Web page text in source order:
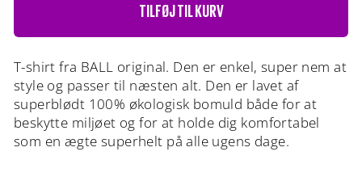
TILFØJ TIL KURV
T-shirt fra BALL original. Den er enkel, super nem at
style og passer til næsten alt. Den er lavet af
superblødt 100% økologisk bomuld både for at
beskytte miljøet og for at holde dig komfortabel
som en ægte superhelt på alle ugens dage.